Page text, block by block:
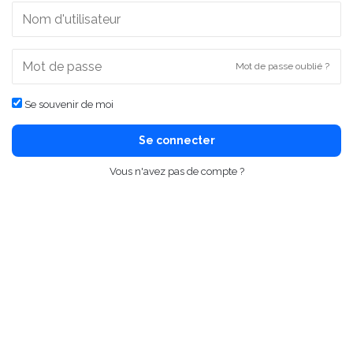
Mot de passe oublié ?
Se souvenir de moi
Se connecter
Vous n'avez pas de compte ?